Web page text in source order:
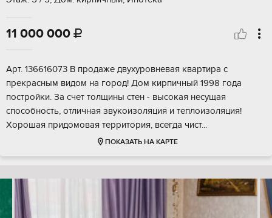
11 000 000 
Арт. 136616073 В продаже двухуровневая квартира с
прекрасным видом на город! Дом кирпичный 1998 года
постройки. За счет толщины стен - высокая несущая
способность, отличная звукоизоляция и теплоизоляция!
Хорошая придомовая территория, всегда чист...
ПОКАЗАТЬ НА КАРТЕ